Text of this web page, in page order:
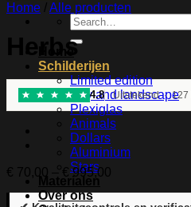
Search
for:
Home
Schilderijen
Limited edition
City and landscape
Plexiglas
Animals
Dollars
Aluminium
Stars
Materialen
Over ons
Home /Alle producten
Herbs
4.8 Uitstekend · 127
€ 70,00 – €995,00
€ 70,00